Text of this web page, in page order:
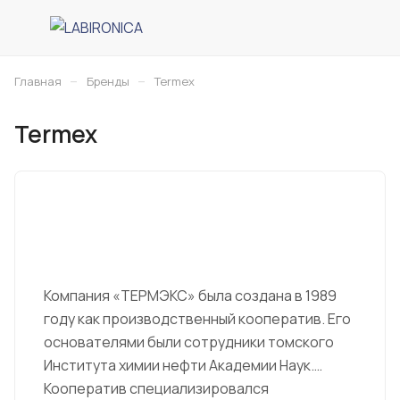
Главная – Бренды – Termex
Termex
Компания «ТЕРМЭКС» была создана в 1989
году как производственный кооператив. Его
основателями были сотрудники томского
Института химии нефти Академии Наук.
Кооператив специализировался